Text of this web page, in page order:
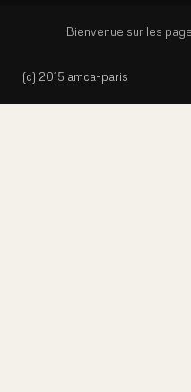
Bienvenue sur les
(c) 2015 amca-paris